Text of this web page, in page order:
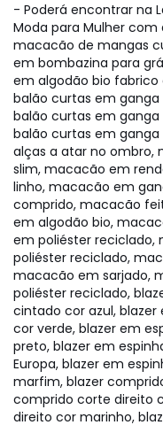
- Poderá encontrar na
Moda para Mulher
macacão de mangas
em bombazina para
em algodão bio
balão curtas em
balão curtas em
balão curtas em
alças a atar no ombro,
slim, macacão em
linho, macacão em
comprido, macacão
em algodão bio,
em poliéster
poliéster reciclado,
macacão em sarjado,
poliéster reciclado,
cintado cor azul,
cor verde, blazer em
preto, blazer em
Europa, blazer em
marfim, blazer
comprido corte direito
direito cor marinho,